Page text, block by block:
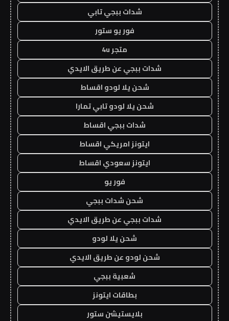
شدات ببجي تابي
فور يو ستور
متجر 4u
شدات ببجي عن طريق الايدي
شحن يلا لودو اقساط
شحن يلا لودو تابي تمارا
شدات ببجي اقساط
ايتونز امريكي اقساط
ايتونز سعودي اقساط
فور يو
شحن شدات ببجي
شدات ببجي عن طريق الايدي
شحن يلا لودو
شحن لودو عن طريق الايدي
شعبية ببجي
بطاقات ايتونز
بلايستيشن ستور